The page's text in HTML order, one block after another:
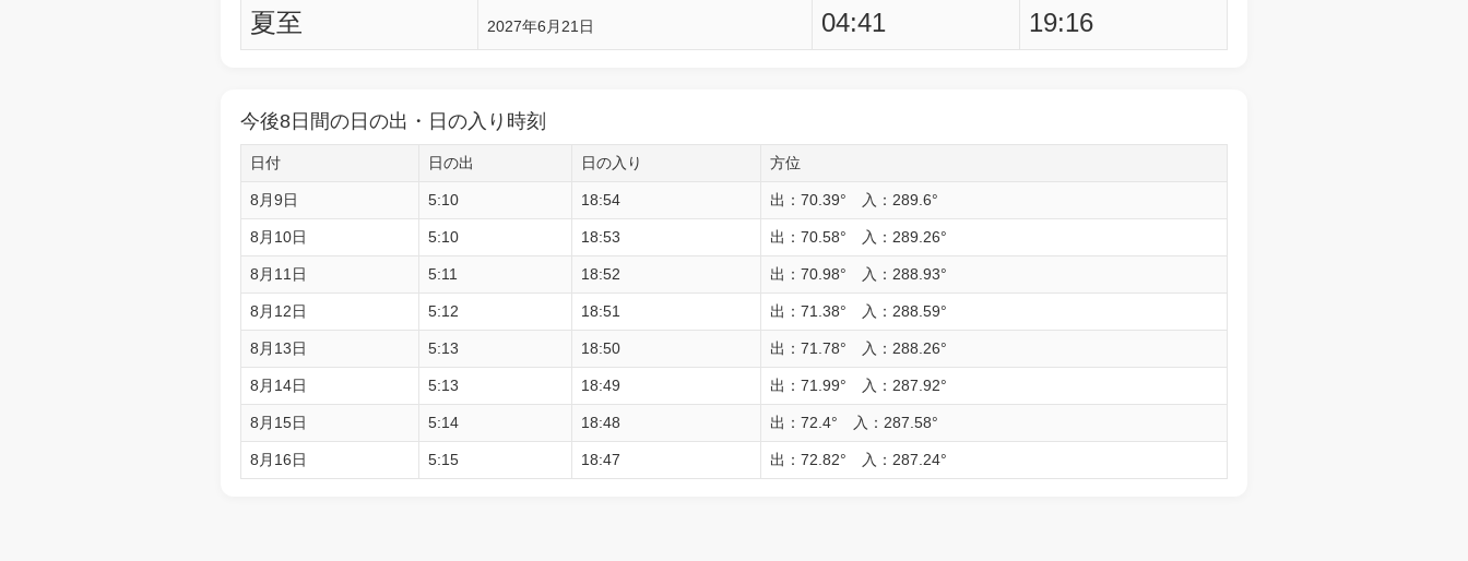
夏至
2027年6月21日 04:41 19:16
今後8日間の日の出・日の入り時刻
日付 日の出 日の入り 方位
8月9日 5:10 18:54 出：70.39° 入：289.6°
8月10日 5:10 18:53 出：70.58° 入：289.26°
8月11日 5:11 18:52 出：70.98° 入：288.93°
8月12日 5:12 18:51 出：71.38° 入：288.59°
8月13日 5:13 18:50 出：71.78° 入：288.26°
8月14日 5:13 18:49 出：71.99° 入：287.92°
8月15日 5:14 18:48 出：72.4° 入：287.58°
8月16日 5:15 18:47 出：72.82° 入：287.24°